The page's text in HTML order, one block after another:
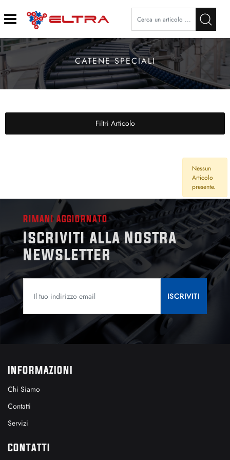
Open
CATENE SPECIALI
Filtri Articolo
Nessun
Articolo
presente.
RIMANI AGGIORNATO
Iscriviti alla Nostra
Newsletter
INFORMAZIONI
Chi Siamo
Contatti
Servizi
CONTATTI